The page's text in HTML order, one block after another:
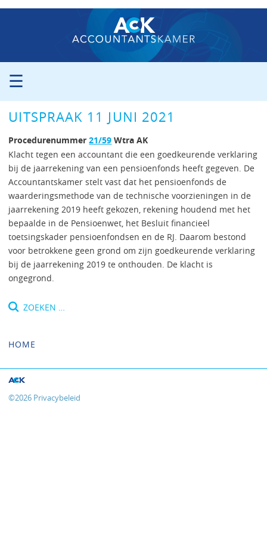
☰
ORGANISATIE
PROCEDURE
PERS
PUBLICATIES
UITSPRAKEN
ZITTINGSAGENDA
CONTACT
UITSPRAAK 11 JUNI 2021
Procedurenummer21/59 Wtra AK
Klacht tegen een accountant die een goedkeurende verklaring
bij de jaarrekening van een pensioenfonds heeft gegeven. De
Accountantskamer stelt vast dat het pensioenfonds de
waarderingsmethode van de technische voorzieningen in de
jaarrekening 2019 heeft gekozen, rekening houdend met het
bepaalde in de Pensioenwet, het Besluit financieel
toetsingskader pensioenfondsen en de RJ. Daarom bestond
voor betrokkene geen grond om zijn goedkeurende verklaring
bij de jaarrekening 2019 te onthouden. De klacht is
ongegrond.
Zoeken
HOME
©2026 Privacybeleid